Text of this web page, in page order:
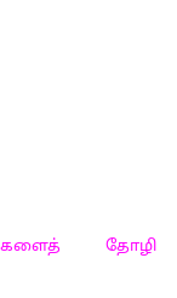
தோழி